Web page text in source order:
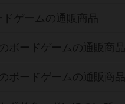
ドゲームの通販商品
ボードゲームの通販商品
ボードゲームの通販商品